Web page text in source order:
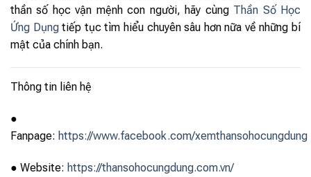
thần số học vận mệnh con người, hãy cùng Thần Số Học
Ứng Dụngtiếp tục tìm hiểu chuyên sâu hơn nữa về những bí
mật của chính bạn.
Thông tin liên hệ
●
Fanpage: https://www.facebook.com/xemthansohocungdung
● Website: https://thansohocungdung.com.vn/